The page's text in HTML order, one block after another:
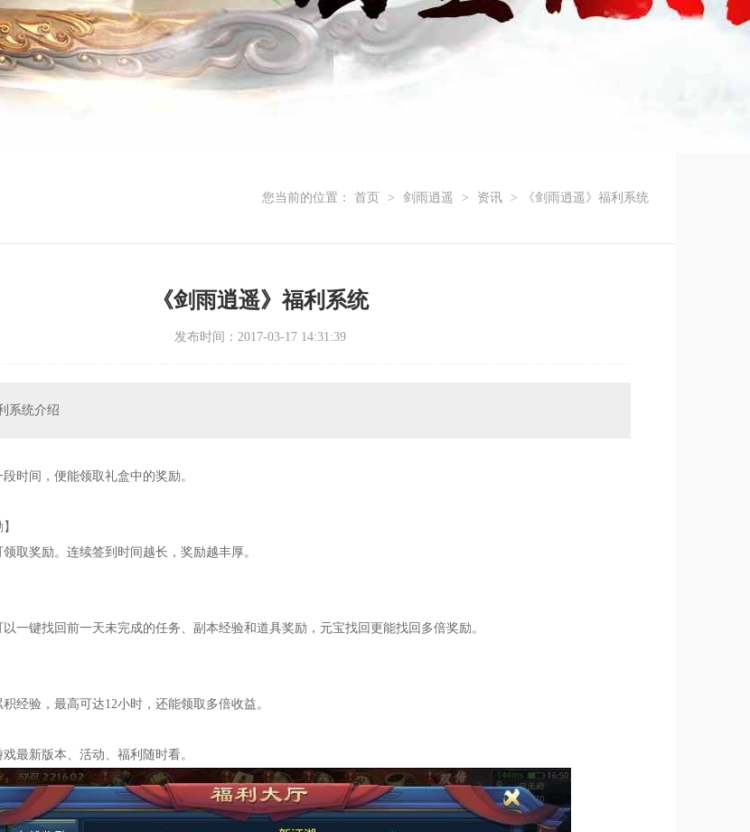
您当前的位置： 首页 > 剑雨逍遥 > 资讯 > 《剑雨逍遥》福利系统
《剑雨逍遥》福利系统
发布时间：2017-03-17 14:31:39
系统介绍
间，便能领取礼盒中的奖励。
奖励。连续签到时间越长，奖励越丰厚。
键找回前一天未完成的任务、副本经验和道具奖励，元宝找回更能找回多倍奖励。
验，最高可达12小时，还能领取多倍收益。
新版本、活动、福利随时看。